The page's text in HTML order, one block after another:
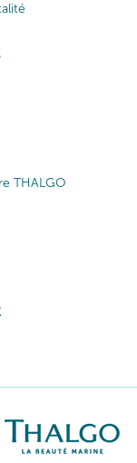
THALGO